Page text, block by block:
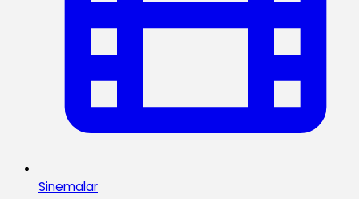
Sinemalar